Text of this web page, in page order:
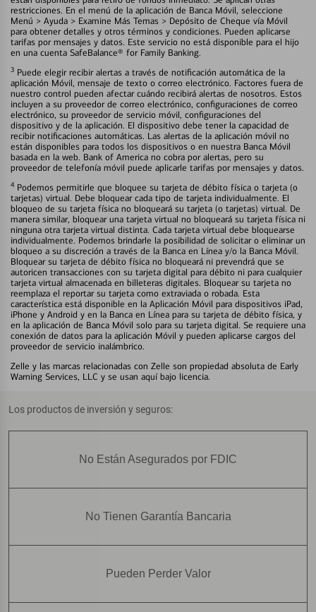
restricciones. En el menú de la aplicación de Banca Móvil, seleccione
Menú > Ayuda > Examine Más Temas > Depósito de Cheque vía Móvil
para obtener detalles y otros términos y condiciones. Pueden aplicarse
tarifas por mensajes y datos. Este servicio no está disponible para el hijo
en una cuenta SafeBalance® for Family Banking.
3 Puede elegir recibir alertas a través de notificación automática de la
aplicación Móvil, mensaje de texto o correo electrónico. Factores fuera de
nuestro control pueden afectar cuándo recibirá alertas de nosotros. Estos
incluyen a su proveedor de correo electrónico, configuraciones de correo
electrónico, su proveedor de servicio móvil, configuraciones del
dispositivo y de la aplicación. El dispositivo debe tener la capacidad de
recibir notificaciones automáticas. Las alertas de la aplicación móvil no
están disponibles para todos los dispositivos o en nuestra Banca Móvil
basada en la web. Bank of America no cobra por alertas, pero su
proveedor de telefonía móvil puede aplicarle tarifas por mensajes y datos.
4 Podemos permitirle que bloquee su tarjeta de débito física o tarjeta (o
tarjetas) virtual. Debe bloquear cada tipo de tarjeta individualmente. El
bloqueo de su tarjeta física no bloqueará su tarjeta (o tarjetas) virtual. De
manera similar, bloquear una tarjeta virtual no bloqueará su tarjeta física ni
ninguna otra tarjeta virtual distinta. Cada tarjeta virtual debe bloquearse
individualmente. Podemos brindarle la posibilidad de solicitar o eliminar un
bloqueo a su discreción a través de la Banca en Línea y/o la Banca Móvil.
Bloquear su tarjeta de débito física no bloqueará ni prevendrá que se
autoricen transacciones con su tarjeta digital para débito ni para cualquier
tarjeta virtual almacenada en billeteras digitales. Bloquear su tarjeta no
reemplaza el reportar su tarjeta como extraviada o robada. Esta
característica está disponible en la Aplicación Móvil para dispositivos iPad,
iPhone y Android y en la Banca en Línea para su tarjeta de débito física, y
en la aplicación de Banca Móvil solo para su tarjeta digital. Se requiere una
conexión de datos para la aplicación Móvil y pueden aplicarse cargos del
proveedor de servicio inalámbrico.
Zelle y las marcas relacionadas con Zelle son propiedad absoluta de Early
Warning Services, LLC y se usan aquí bajo licencia.
Los productos de inversión y seguros:
No Están Asegurados por FDIC
No Tienen Garantía Bancaria
Pueden Perder Valor